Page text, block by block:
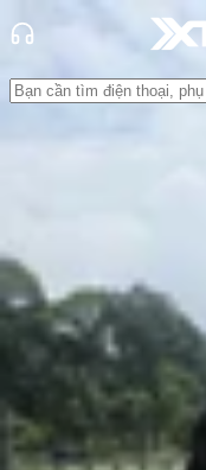
mãi
hàng - Sự kiện
So sánh
Note 15 Pro:
hơn ở phân